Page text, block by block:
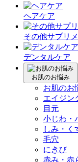
ヘアケア
その他サプリ
デンタルケア
お肌のお悩み
お肌のお
エイジン
目元
小じわ・
しみ・く
毛穴
にきび
赤み・赤